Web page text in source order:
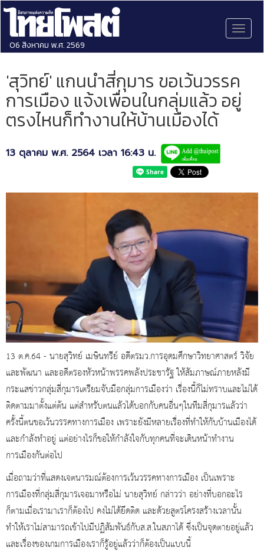
06 สิงหาคม พ.ศ. 2569
'สุวิทย์' แกนนำสี่กุมาร ขอเว้นวรรค
การเมือง แจ้งเพื่อนในกลุ่มแล้ว อยู่
ตรงไหนก็ทำงานให้บ้านเมืองได้
13 ตุลาคม พ.ศ. 2564 เวลา 16:43 น.
13 ต.ค.64 - นายสุวิทย์ เมษินทรีย์ อดีตรมว.การอุดมศึกษาวิทยาศาสตร์ วิจัย
และพัฒนา และอดีตรองหัวหน้าพรรคพลังประชารัฐ ให้สัมภาษณ์ภายหลังมี
กระแสข่าวกลุ่มสี่กุมารเตรียมจับมือกลุ่มการเมืองว่า เรื่องนี้ก็ไม่ทราบและไม่ได้
ติดตามมาตั้งแต่ต้น แต่สำหรับตนแล้วได้บอกกับคนอื่นๆในทีมสี่กุมารแล้วว่า
ครั้งนี้ตนขอเว้นวรรคทางการเมือง เพราะยังมีหลายเรื่องที่ทำให้กับบ้านเมืองได้
และกำลังทำอยู่ แต่อย่างไรก็ขอให้กำลังใจกับทุกคนที่จะเดินหน้าทำงาน
การเมืองกันต่อไป
เมื่อถามว่าที่แสดงเจตนารมณ์ต้องการเว้นวรรคทางการเมือง เป็นเพราะ
การเมืองที่กลุ่มสี่กุมารเจอมาหรือไม่ นายสุวิทย์ กล่าวว่า อย่างที่บอกอะไร
ก็ตามเมื่อเรามาเราก็ต้องไป คงไม่ได้ยึดติด และด้วยสูตรโครงสร้างเวลานั้น
ทำให้เราไม่สามารถเข้าไปมีปฏิสัมพันธ์กับส.ส.ในสภาได้ ซึ่งเป็นจุดตายอยู่แล้ว
และเรื่องของเกมการเมืองเราก็รู้อยู่แล้วว่าก็ต้องเป็นแบบนี้